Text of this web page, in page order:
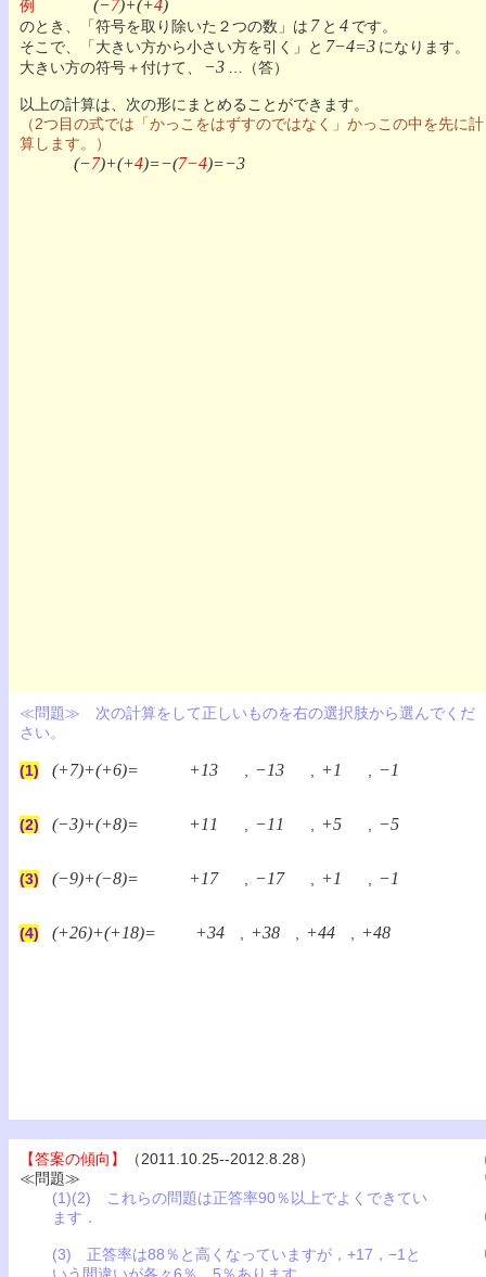
例 (−7)+(+4)
のとき、「符号を取り除いた２つの数」は 7 と 4 です。
そこで、「大きい方から小さい方を引く」と 7−4=3 になります。
大きい方の符号＋付けて、
−3 …（答）
以上の計算は、次の形にまとめることができます。
（2つ目の式では「かっこをはずすのではなく」かっこの中を先に計
算します。）
(−7)+(+4)=−(7−4)=−3
≪問題≫ 次の計算をして正しいものを右の選択肢から選んでくだ
さい。
(1) (+7)+(+6)= +13 −13 +1 −1
(2) (−3)+(+8)= +11 −11 +5 −5
(3) (−9)+(−8)= +17 −17 +1 −1
(4) (+26)+(+18)= +34 +38 +44 +48
【答案の傾向】
（2011.10.25--2012.8.28）
≪問題≫
(1)(2) これらの問題は正答率90％以上でよくできてい
ます．
(3) 正答率は88％と高くなっていますが，+17，−1と